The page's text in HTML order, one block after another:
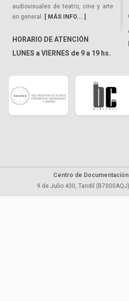
audiovisuales de teatro, cine y arte
en general. [ MÁS INFO... ]
HORARIO DE ATENCIÓN
LUNES a VIERNES de 9 a 19 hs.
Centro de
9 de Julio 430, Tandil